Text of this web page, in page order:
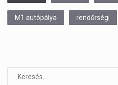
M1 autópálya rendőrségi